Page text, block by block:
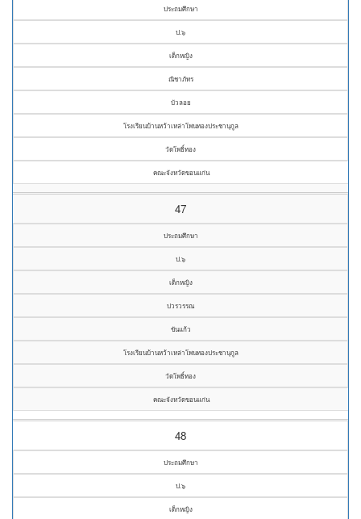
ประถมศึกษา
ป.๖
เด็กหญิง
ณิชาภัทร
บัวลอย
โรงเรียนบ้านหว้าเหล่าโพนทองประชานุกูล
วัดโพธิ์ทอง
คณะจังหวัดขอนแก่น
47
ประถมศึกษา
ป.๖
เด็กหญิง
ปวรวรรณ
ขันแก้ว
โรงเรียนบ้านหว้าเหล่าโพนทองประชานุกูล
วัดโพธิ์ทอง
คณะจังหวัดขอนแก่น
48
ประถมศึกษา
ป.๖
เด็กหญิง